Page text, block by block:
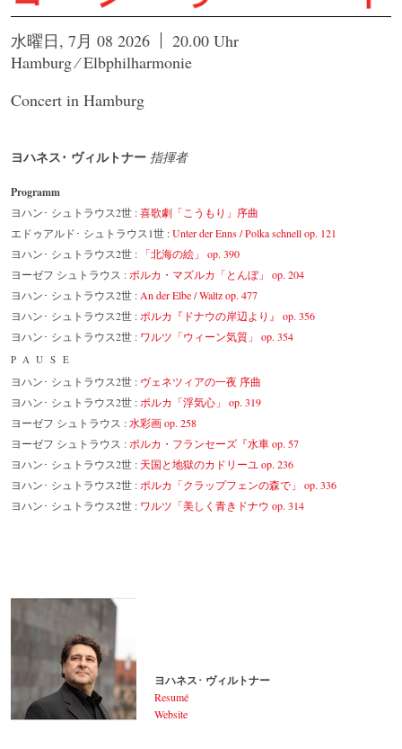
水曜日, 7月 08 2026
20.00 Uhr
Hamburg ⁄ Elbphilharmonie
Concert in Hamburg
ヨハネス･ ヴィルトナー 指揮者
Programm
ヨハン･ シュトラウス2世 :喜歌劇「こうもり」序曲
エドゥアルド･ シュトラウス1世 :Unter der Enns / Polka schnell op. 121
ヨハン･ シュトラウス2世 :
「北海の絵」 op. 390
ヨーゼフ シュトラウス : ポルカ・マズルカ「とんぼ」 op. 204
ヨハン･ シュトラウス2世 : An der Elbe / Waltz op. 477
ヨハン･ シュトラウス2世 : ポルカ『ドナウの岸辺より』 op. 356
ヨハン･ シュトラウス2世 : ワルツ「ウィーン気質」 op. 354
PAUSE
ヨハン･ シュトラウス2世 : ヴェネツィアの一夜 序曲
ヨハン･ シュトラウス2世 : ポルカ「浮気心」 op. 319
ヨーゼフ シュトラウス :水彩画 op. 258
ヨーゼフ シュトラウス : ポルカ・フランセーズ『水車 op. 57
ヨハン･ シュトラウス2世 : 天国と地獄のカドリーユ op. 236
ヨハン･ シュトラウス2世 : ポルカ「クラップフェンの森で」 op. 336
ヨハン･ シュトラウス2世 : ワルツ「美しく青きドナウ op. 314
ヨハネス･ ヴィルトナー
Resumé
Website